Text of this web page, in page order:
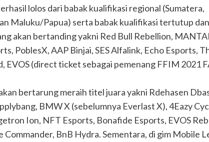
lolos dari babak kualifikasi regional (Sumatera,
Maluku/Papua) serta babak kualifikasi tertutup
akan bertanding yakni Red Bull Rebellion,
PoblesX, AAP Binjai, SES Alfalink, Echo Esports,
EVOS (direct ticket sebagai pemenang FFIM 2021
bertarung meraih titel juara yakni Rdehasen
BMW X (sebelumnya Everlast X), 4Eazy
Ion, NFT Esports, Bonafide Esports, EVOS
Commander, BnB Hydra. Sementara, di gim Mobile